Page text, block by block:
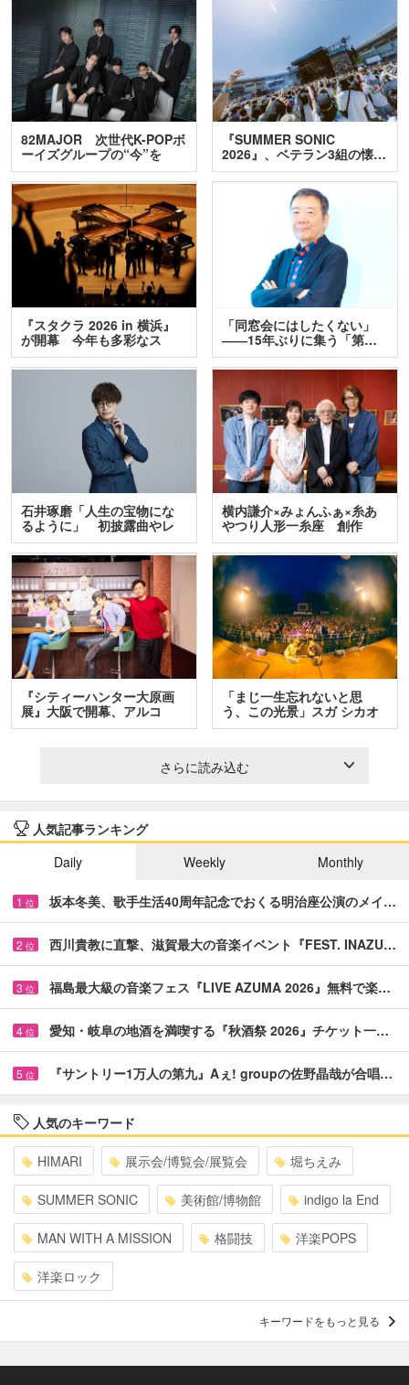
82MAJOR 次世代K-POPボ
ーイズグループの“今”を
訊…
『SUMMER SONIC
2026』、ベテラン3組の懐…
『スタクラ 2026 in 横浜』
が開幕 今年も多彩なス
テ…
「同窓会にはしたくない」
――15年ぶりに集う「第…
石井琢磨「人生の宝物にな
るように」 初披露曲やレ
ア…
横内謙介×みょんふぁ×糸あ
やつり人形一糸座 創作
人…
『シティーハンター大原画
展』大阪で開幕、アルコ
＆…
「まじ一生忘れないと思
う、この光景」スガ シカオ
と…
さらに読み込む
人気記事ランキング
Daily
Weekly Monthly
1 位 坂本冬美、歌手生活40周年記念でおくる明治座公演のメイ…
2 位 西川貴教に直撃、滋賀最大の音楽イベント『FEST. INAZU…
3 位 福島最大級の音楽フェス『LIVE AZUMA 2026』無料で楽…
4 位 愛知・岐阜の地酒を満喫する『秋酒祭 2026』チケット一…
5 位 『サントリー1万人の第九』Aぇ! groupの佐野晶哉が合唱…
人気のキーワード
HIMARI 展示会/博覧会/展覧会 堀ちえみ
SUMMER SONIC 美術館/博物館 indigo la End
MAN WITH A MISSION 格闘技 洋楽POPS
洋楽ロック
キーワードをもっと見る